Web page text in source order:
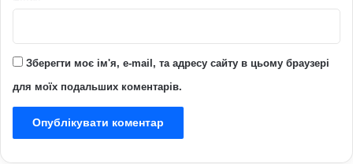
Зберегти моє ім'я, e-mail, та адресу сайту в цьому браузері
для моїх подальших коментарів.